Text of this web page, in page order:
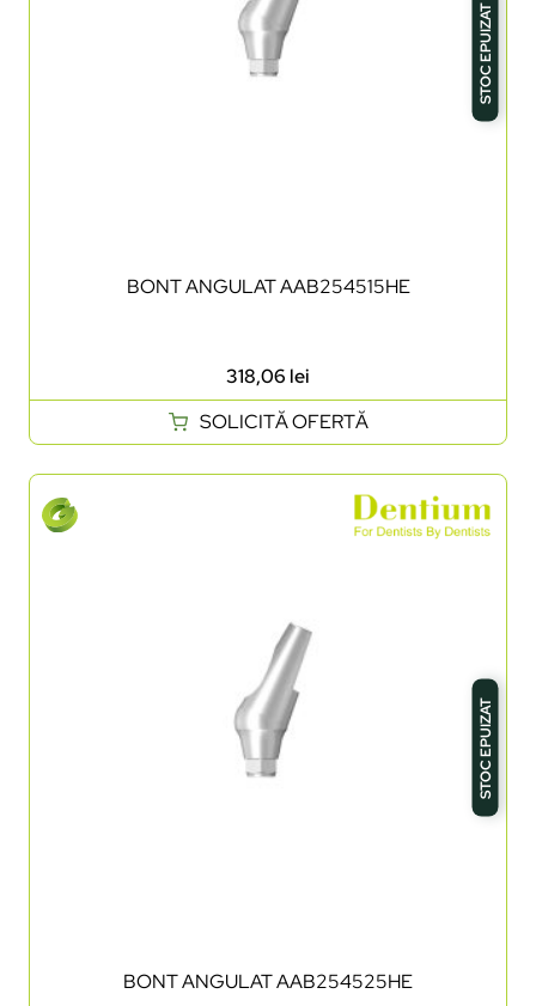
STOC EPUIZAT
BONT ANGULAT AAB254515HE
318,06 lei
SOLICITĂ OFERTĂ
STOC EPUIZAT
BONT ANGULAT AAB254525HE